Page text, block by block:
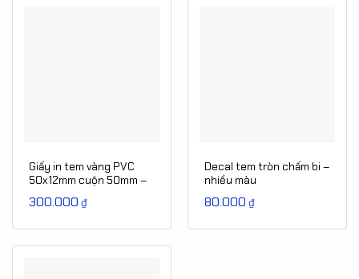
Giấy in tem vàng PVC
50x12mm cuộn 50mm –
300.000 ₫
Decal tem tròn chấm bi –
nhiều màu
80.000 ₫